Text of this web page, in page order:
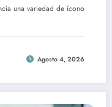
una variedad de ícono
Agosto 4, 2026